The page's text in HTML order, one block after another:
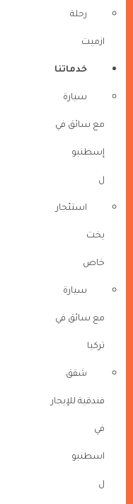
رحلة
ازميت
خدماتنا
سيارة
مع سائق في
إسطنبو
ل
استئجار
يخت
خاص
سيارة
مع سائق في
تركيا
شقق
فندقية للإيجار
في
اسطنبو
ل